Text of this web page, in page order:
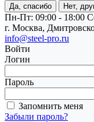
Да, спасибо Нет,
Пн-Пт: 09:00 - 18:00
г. Москва,
info@steel-pro.ru
Войти
Логин
Пароль
Запомнить меня
Забыли пароль?